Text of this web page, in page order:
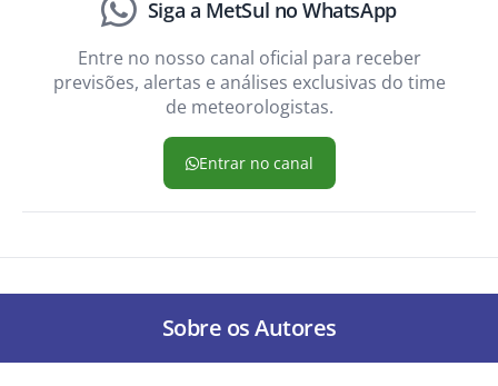
Siga a MetSul no WhatsApp
Entre no nosso canal oficial para receber
previsões, alertas e análises exclusivas do time
de meteorologistas.
Entrar no canal
Sobre os Autores